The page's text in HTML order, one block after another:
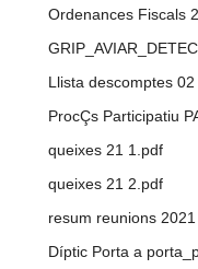
Ordenances Fiscals
Llista descomptes
ProcÇs Participatiu
queixes 21 1.pdf
queixes 21 2.pdf
resum reunions
Díptic Porta a